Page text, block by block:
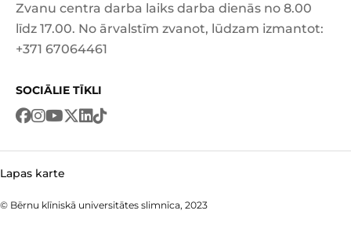
Zvanu centra darba laiks darba dienās no 8.00
līdz 17.00. No ārvalstīm zvanot, lūdzam izmantot:
+371 67064461
SOCIĀLIE TĪKLI
© Bērnu klīniskā universitātes slimnīca, 2023
Lapas karte